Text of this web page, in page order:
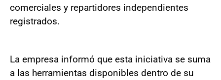
comerciales y repartidores independientes
registrados.
La empresa informó que esta iniciativa se suma
a las herramientas disponibles dentro de su